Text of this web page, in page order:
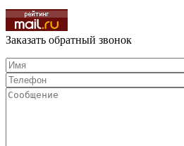
Заказать обратный звонок